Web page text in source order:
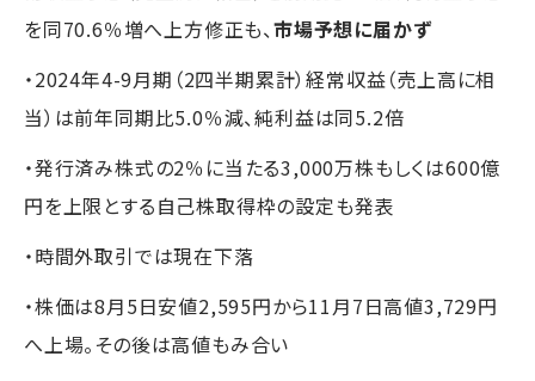
を同70.6％増へ上方修正も、市場予想に届かず
・2024年4-9月期（2四半期累計）経常収益（売上高に相
当）は前年同期比5.0％減、純利益は同5.2倍
・発行済み株式の2％に当たる3,000万株もしくは600億
円を上限とする自己株取得枠の設定も発表
・時間外取引では現在下落
・株価は8月5日安値2,595円から11月7日高値3,729円
へ上場。その後は高値もみ合い